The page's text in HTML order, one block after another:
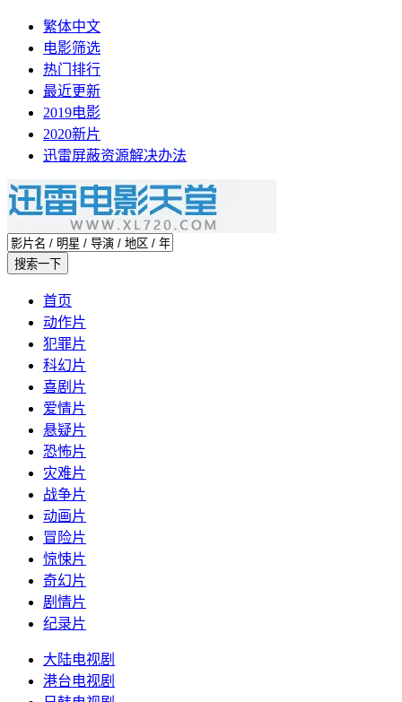
繁体中文
电影筛选
热门排行
最近更新
2019电影
2020新片
迅雷屏蔽资源解决办法
首页
动作片
犯罪片
科幻片
喜剧片
爱情片
悬疑片
恐怖片
灾难片
战争片
动画片
冒险片
惊悚片
奇幻片
剧情片
纪录片
大陆电视剧
港台电视剧